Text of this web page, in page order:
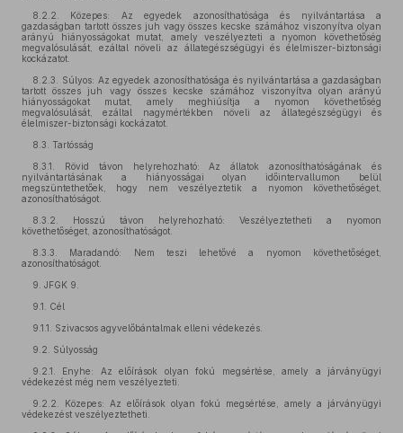
8.2.2. Közepes: Az egyedek azonosíthatósága és nyilvántartása a
gazdaságban tartott összes juh vagy összes kecske számához viszonyítva olyan
arányú hiányosságokat mutat, amely veszélyezteti a nyomon követhetőség
megvalósulását, ezáltal növeli az állategészségügyi és élelmiszer-biztonsági
kockázatot.
8.2.3. Súlyos: Az egyedek azonosíthatósága és nyilvántartása a gazdaságban
tartott összes juh vagy összes kecske számához viszonyítva olyan arányú
hiányosságokat mutat, amely meghiúsítja a nyomon követhetőség
megvalósulását, ezáltal nagymértékben növeli az állategészségügyi és
élelmiszer-biztonsági kockázatot.
8.3. Tartósság
8.3.1. Rövid távon helyrehozható: Az állatok azonosíthatóságának és
nyilvántartásának a hiányosságai olyan időintervallumon belül
megszüntethetőek, hogy nem veszélyeztetik a nyomon követhetőséget,
azonosíthatóságot.
8.3.2. Hosszú távon helyrehozható: Veszélyeztetheti a nyomon
követhetőséget, azonosíthatóságot.
8.3.3. Maradandó: Nem teszi lehetővé a nyomon követhetőséget,
azonosíthatóságot.
9. JFGK 9.
9.1. Cél
9.1.1. Szivacsos agyvelőbántalmak elleni védekezés.
9.2. Súlyosság
9.2.1. Enyhe: Az előírások olyan fokú megsértése, amely a járványügyi
védekezést még nem veszélyezteti.
9.2.2. Közepes: Az előírások olyan fokú megsértése, amely a járványügyi
védekezést veszélyeztetheti.